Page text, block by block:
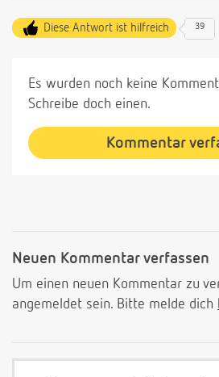
Diese Antwort ist hilfreich 39
Es wurden noch keine
Schreibe doch einen.
Kommentar
Neuen Kommentar verfassen
Um einen neuen Kommentar zu
angemeldet sein. Bitte melde dich